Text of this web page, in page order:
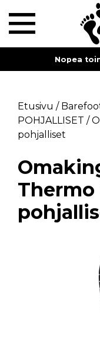
Nopea
Etusivu /
POHJALLISET /
pohjalliset
Thermo